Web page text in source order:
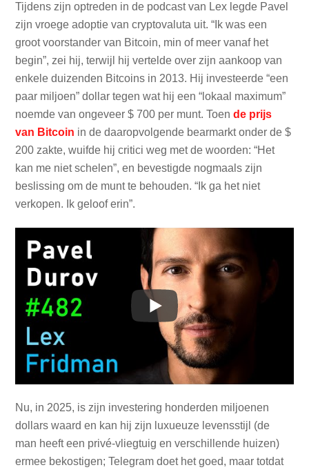
Tijdens zijn optreden in de podcast van Lex legde Pavel
zijn vroege adoptie van cryptovaluta uit. “Ik was een
groot voorstander van Bitcoin, min of meer vanaf het
begin”, zei hij, terwijl hij vertelde over zijn aankoop van
enkele duizenden Bitcoins in 2013. Hij investeerde “een
paar miljoen” dollar tegen wat hij een “lokaal maximum”
noemde van ongeveer $ 700 per munt. Toende prijs
van Bitcoin in de daaropvolgende bearmarkt onder de $
200 zakte, wuifde hij critici weg met de woorden: “Het
kan me niet schelen”, en bevestigde nogmaals zijn
beslissing om de munt te behouden. “Ik ga het niet
verkopen. Ik geloof erin”.
Nu, in 2025, is zijn investering honderden miljoenen
dollars waard en kan hij zijn luxueuze levensstijl (de
man heeft een privé-vliegtuig en verschillende huizen)
ermee bekostigen; Telegram doet het goed, maar totdat